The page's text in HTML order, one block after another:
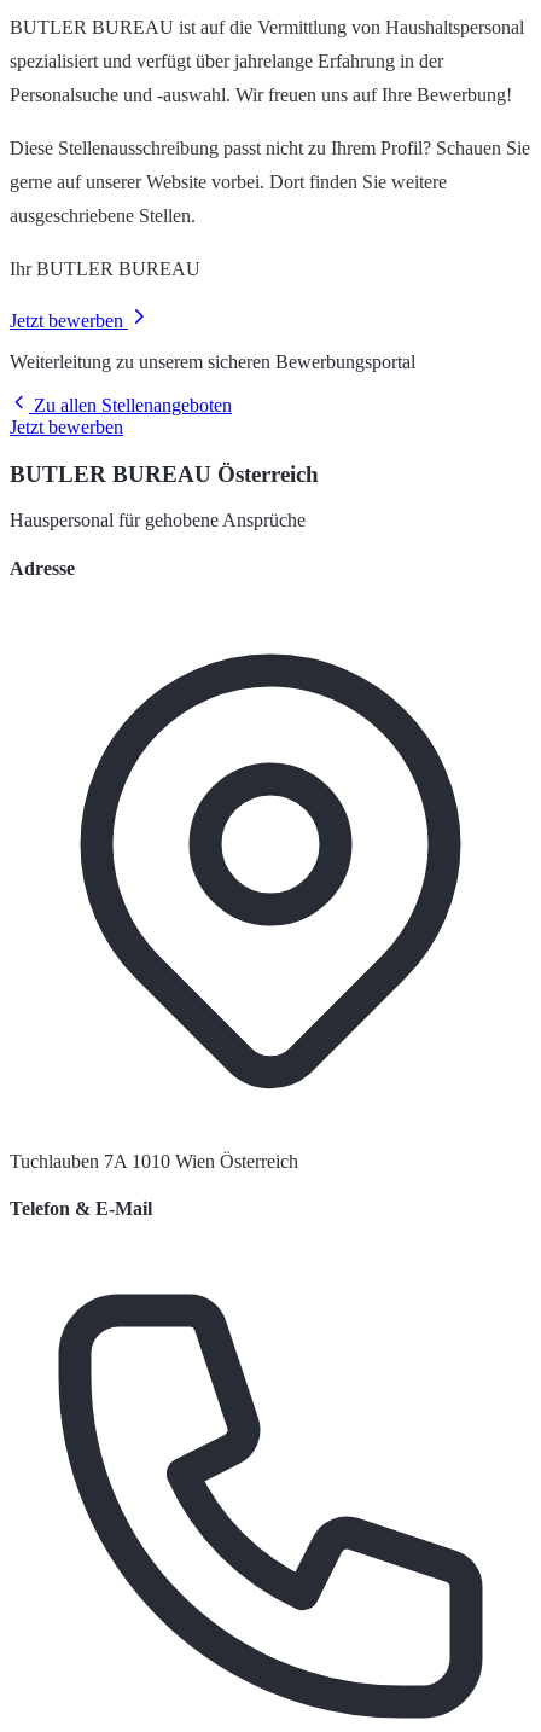
BUTLER BUREAU ist auf die Vermittlung von Haushaltspersonal
spezialisiert und verfügt über jahrelange Erfahrung in der
Personalsuche und -auswahl. Wir freuen uns auf Ihre Bewerbung!
Diese Stellenausschreibung passt nicht zu Ihrem Profil? Schauen Sie
gerne auf unserer Website vorbei. Dort finden Sie weitere
ausgeschriebene Stellen.
Ihr BUTLER BUREAU
Jetzt bewerben
Weiterleitung zu unserem sicheren Bewerbungsportal
Zu allen Stellenangeboten
Jetzt bewerben
BUTLER BUREAU Österreich
Hauspersonal für gehobene Ansprüche
Adresse
Tuchlauben 7A 1010 Wien Österreich
Telefon & E-Mail